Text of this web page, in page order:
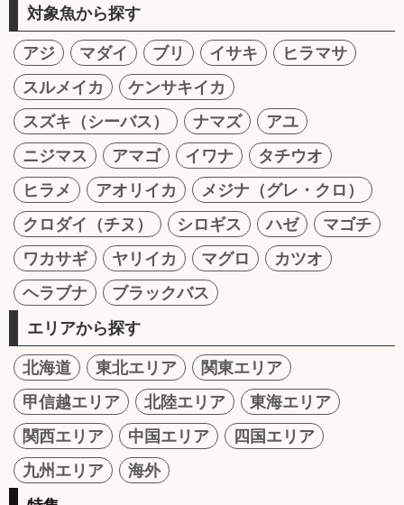
対象魚から探す
アジ マダイ ブリ イサキ
ヒラマサ
スルメイカ
ケンサキイカ
スズキ（シーバス）
ナマズ
アユ
ニジマス
アマゴ イワナ
タチウオ
ヒラメ
アオリイカ
メジナ（グレ・クロ）
クロダイ（チヌ）
シロギス ハゼ
マゴチ
ワカサギ
ヤリイカ マグロ
カツオ
ヘラブナ
ブラックバス
エリアから探す
北海道 東北エリア
関東エリア
甲信越エリア
北陸エリア
東海エリア
関西エリア
中国エリア
四国エリア
九州エリア
海外